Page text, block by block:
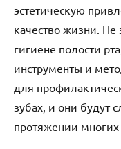
эстетическую
качество жизни.
гигиене полости
инструменты и
для
зубах, и они будут
протяжении многих